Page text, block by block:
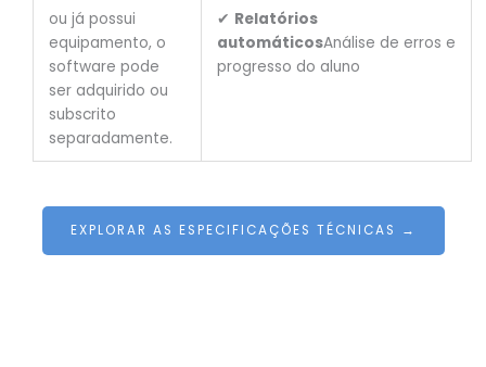
ou já possui
equipamento, o
software pode
ser adquirido ou
subscrito
separadamente.
✔ Relatórios
automáticosAnálise de erros e
progresso do aluno
EXPLORAR AS ESPECIFICAÇÕES TÉCNICAS →